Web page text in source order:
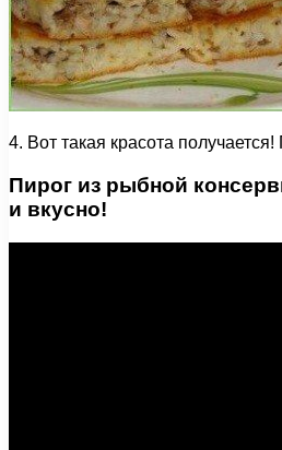
4. Вот такая красота
Пирог из рыбной
и вкусно!